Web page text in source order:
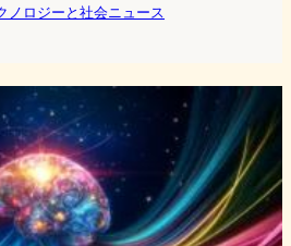
ノロジーと社会ニュース